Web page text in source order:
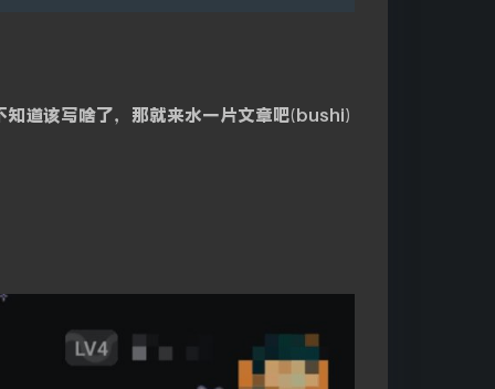
道该写啥了，那就来水一片文章吧(bushi)